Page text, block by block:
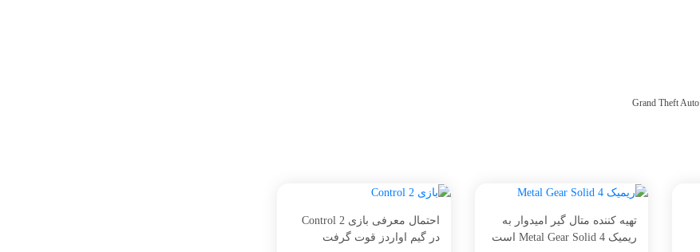
Grand Theft Auto
تهیه کننده متال گیر امیدوار به
ریمیک Metal Gear Solid 4 است
احتمال معرفی بازی Control 2
در گیم اواردز قوت گرفت